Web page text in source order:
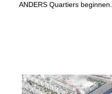
ANDERS Quartiers beginnen.